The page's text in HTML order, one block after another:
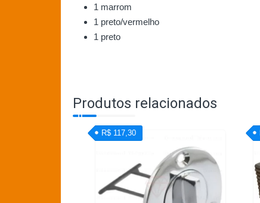
1 marrom
1 preto/vermelho
1 preto
Produtos relacionados
R$ 117,30